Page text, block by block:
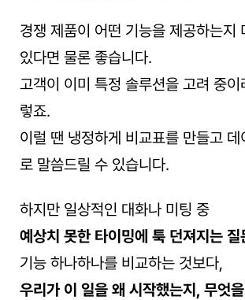
경쟁 제품이 어떤 기능을 제공하는지
있다면 물론 좋습니다.
고객이 이미 특정 솔루션을 고려 중
렇죠.
이럴 땐 냉정하게 비교표를 만들고
로 말씀드릴 수 있습니다.
하지만 일상적인 대화나 미팅 중
예상치 못한 타이밍에 툭 던져지는 질
기능 하나하나를 비교하는 것보다,
우리가 이 일을 왜 시작했는지, 무엇